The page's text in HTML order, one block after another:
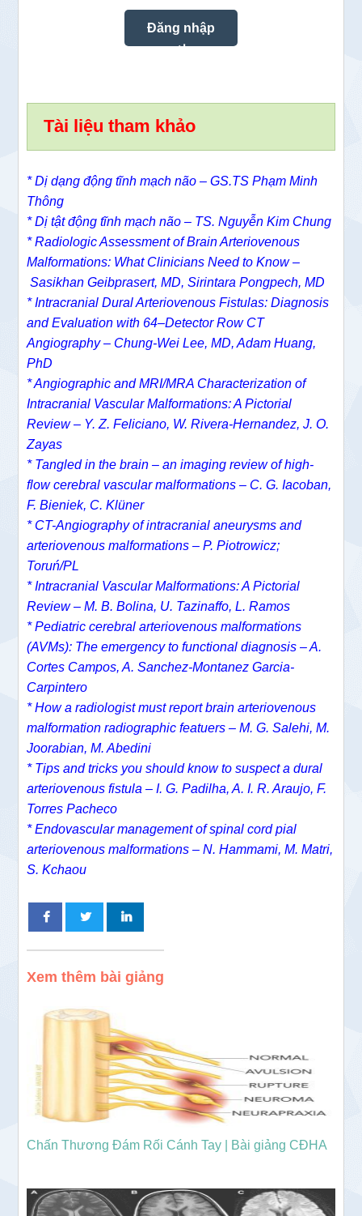
Tài liệu tham khảo
* Dị dạng động tĩnh mạch não – GS.TS Phạm Minh
Thông
* Dị tật động tĩnh mạch não – TS. Nguyễn Kim Chung
*Radiologic Assessment of Brain Arteriovenous
Malformations: What Clinicians Need to Know –
Sasikhan Geibprasert, MD,Sirintara Pongpech, MD
*Intracranial Dural Arteriovenous Fistulas: Diagnosis
and Evaluation with 64–Detector Row CT
Angiography – Chung-Wei Lee, MD,Adam Huang,
PhD
* Angiographic and MRI/MRA Characterization of
Intracranial Vascular Malformations: A Pictorial
Review – Y. Z. Feliciano, W. Rivera-Hernandez, J. O.
Zayas
* Tangled in the brain – an imaging review of high-
flow cerebral vascular malformations – C. G. Iacoban,
F. Bieniek, C. Klüner
* CT-Angiography of intracranial aneurysms and
arteriovenous malformations – P. Piotrowicz;
Toruń/PL
* Intracranial Vascular Malformations: A Pictorial
Review – M. B. Bolina, U. Tazinaffo, L. Ramos
* Pediatric cerebral arteriovenous malformations
(AVMs): The emergency to functional diagnosis – A.
Cortes Campos, A. Sanchez-Montanez Garcia-
Carpintero
* How a radiologist must report brain arteriovenous
malformation radiographic featuers – M. G. Salehi, M.
Joorabian, M. Abedini
* Tips and tricks you should know to suspect a dural
arteriovenous fistula – I. G. Padilha, A. I. R. Araujo, F.
Torres Pacheco
* Endovascular management of spinal cord pial
arteriovenous malformations – N. Hammami, M. Matri,
S. Kchaou
Xem thêm bài giảng
Chấn Thương Đám Rối Cánh Tay | Bài giảng CĐHA